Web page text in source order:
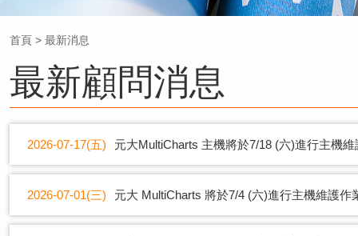
首頁 > 最新消息
最新顧問消息
2026-07-17(五) 元大MultiCharts 主機將於7/18 (六)進行主機
2026-07-01(三) 元大 MultiCharts 將於7/4 (六)進行主機維護作